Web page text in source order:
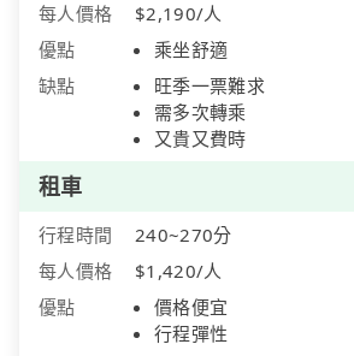
每人價格
$2,190/人
優點
乘坐舒適
缺點
旺季一票難求
需多次轉乘
又貴又費時
租車
行程時間
240~270分
每人價格
$1,420/人
優點
價格便宜
行程彈性